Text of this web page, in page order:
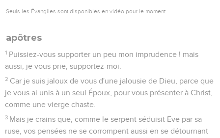
Seuls les Évangiles sont disponibles en vidéo pour le moment.
apôtres
1 Puissiez-vous supporter un peu mon imprudence ! mais
aussi, je vous prie, supportez-moi.
2 Car je suis jaloux de vous d'une jalousie de Dieu, parce que
je vous ai unis à un seul Époux, pour vous présenter à Christ,
comme une vierge chaste.
3 Mais je crains que, comme le serpent séduisit Eve par sa
ruse, vos pensées ne se corrompent aussi en se détournant